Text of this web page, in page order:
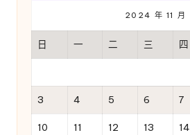
2024 年 11 月
日 一 二 三 四
3 4 5 6 7
10 11 12 13 14